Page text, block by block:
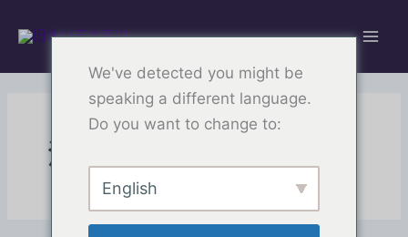
容
活动
We've detected you might be
speaking a different language.
Do you want to change to:
English